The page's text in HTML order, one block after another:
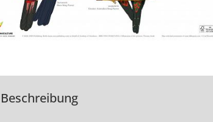
Beschreibung